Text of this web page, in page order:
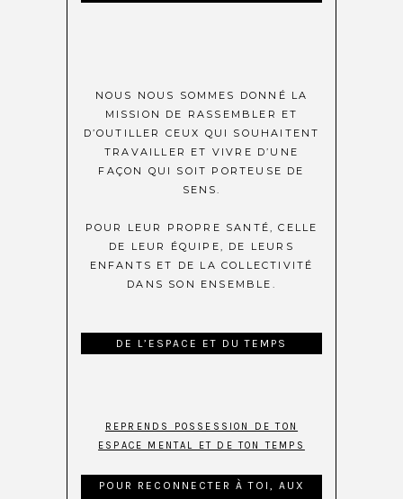
NOUS NOUS SOMMES DONNÉ LA
MISSION DE RASSEMBLER ET
D’OUTILLER CEUX QUI SOUHAITENT
TRAVAILLER ET VIVRE D’UNE
FAÇON QUI SOIT PORTEUSE DE
SENS.
POUR LEUR PROPRE SANTÉ, CELLE
DE LEUR ÉQUIPE, DE LEURS
ENFANTS ET DE LA COLLECTIVITÉ
DANS SON ENSEMBLE.
DE L’ESPACE ET DU TEMPS
REPRENDS POSSESSION DE TON
ESPACE MENTAL ET DE TON TEMPS
POUR RECONNECTER À TOI, AUX